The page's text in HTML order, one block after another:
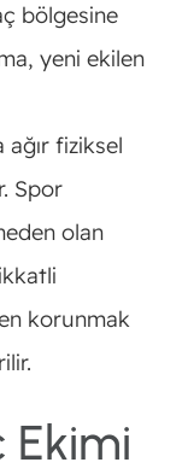
bölgesine
yeni ekilen
fiziksel
Spor
olan
korunmak
Ekimi